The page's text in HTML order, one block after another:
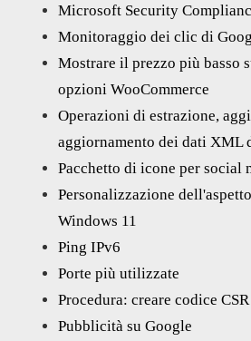
Microsoft Security
Monitoraggio dei clic di
Mostrare il prezzo più basso
opzioni WooCommerce
Operazioni di estrazione,
aggiornamento dei dati XML
Pacchetto di icone per social
Personalizzazione
Windows 11
Ping IPv6
Porte più utilizzate
Procedura: creare codice
Pubblicità su Google